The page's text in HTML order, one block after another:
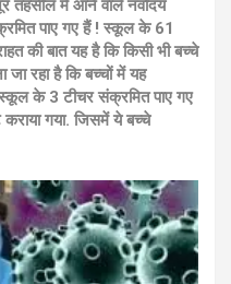
तहसील में आने वाले नवोदय
पाए गए हैं ! स्कूल के 61
की बात यह है कि किसी भी बच्चे
जा रहा है कि बच्चों में यह
के 3 टीचर संक्रमित पाए गए
गया. जिसमें ये बच्चे